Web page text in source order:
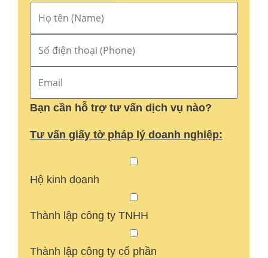
Bạn cần hỗ trợ tư vấn dịch vụ nào?
Tư vấn giấy tờ pháp lý doanh nghiệp:
Hộ kinh doanh
Thành lập công ty TNHH
Thành lập công ty cổ phần